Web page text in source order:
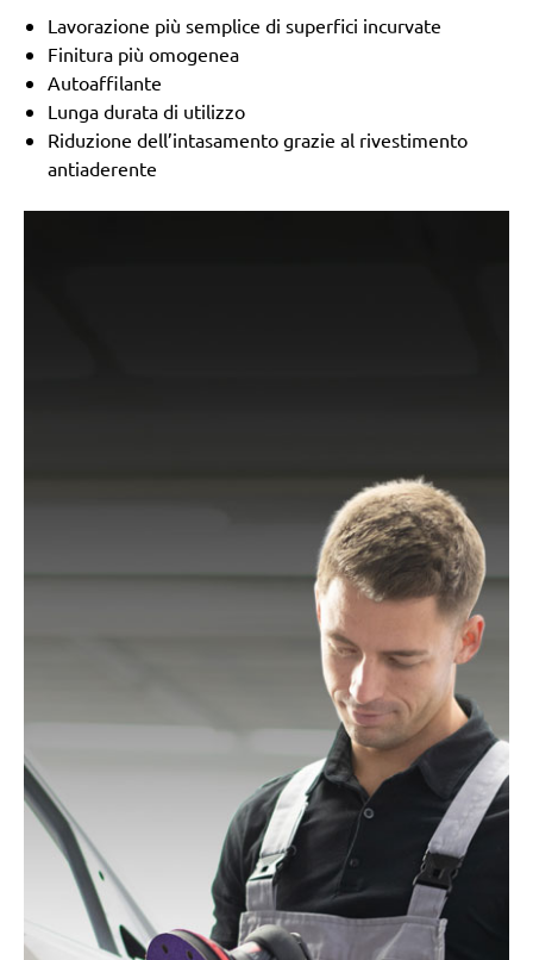
Black & Decker: KA175, KA186, KA186E
Festo / Festool:
LRS 93 G, LRS 93 M, RS 3 E-SFE, RS
300
Lavorazione più semplice di superfici incurvate
Finitura più omogenea
Autoaffilante
Lunga durata di utilizzo
Riduzione dell’intasamento grazie al rivestimento
antiaderente